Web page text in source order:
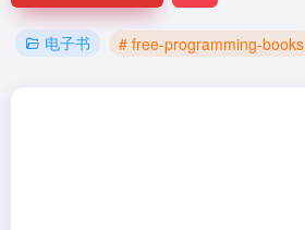
电子书 # free-programming-books​